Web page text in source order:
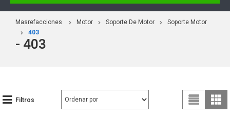
Masrefacciones Motor Soporte De Motor
Soporte Motor
403
- 403
Filtros